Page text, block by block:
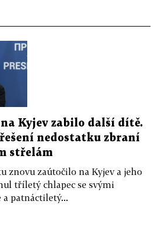
Kyjev zabilo další dítě.
nedostatku zbraní
střelám
znovu zaútočilo na Kyjev a jeho
tříletý chlapec se svými
patnáctiletý...